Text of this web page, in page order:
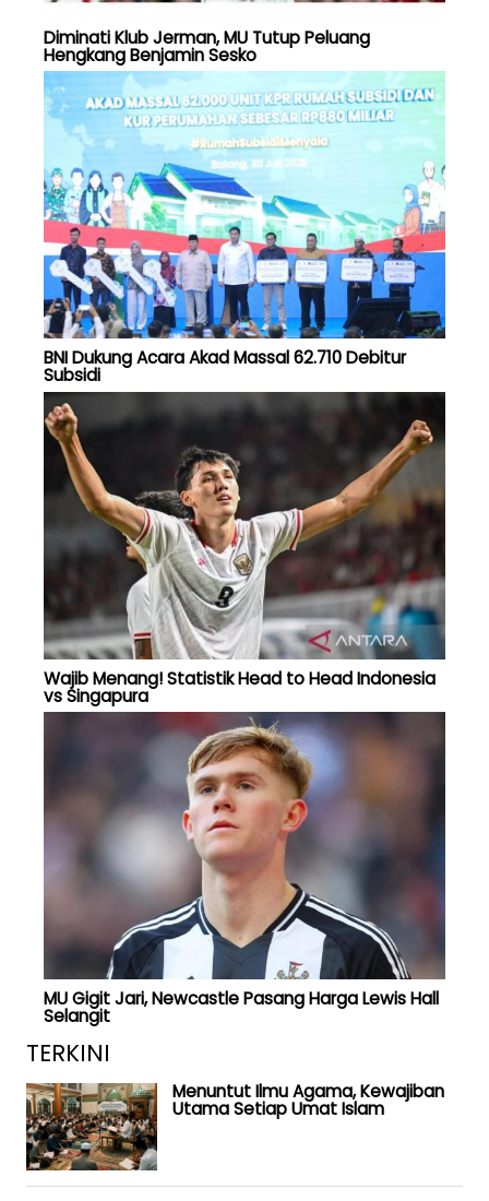
Diminati Klub Jerman, MU Tutup Peluang
Hengkang Benjamin Sesko
BNI Dukung Acara Akad Massal 62.710 Debitur
Subsidi
Wajib Menang! Statistik Head to Head Indonesia
vs Singapura
MU Gigit Jari, Newcastle Pasang Harga Lewis Hall
Selangit
TERKINI
Menuntut Ilmu Agama, Kewajiban
Utama Setiap Umat Islam